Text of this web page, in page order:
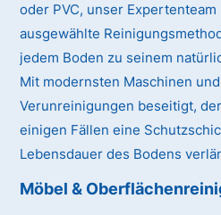
oder PVC, unser
ausgewählte
jedem Boden zu seinem
Mit modernsten Maschinen
Verunreinigungen beseitigt,
einigen Fällen eine
Lebensdauer des Bodens
Möbel &